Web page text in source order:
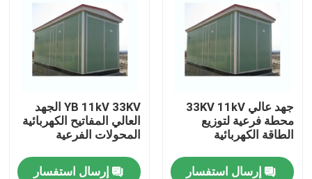
منزل، بيت
منتجات
جهد عالي 33KV 11kV
محطة فرعية لتوزيع
الطاقة الكهربائية
إرسال استفسار
YB 11kV 33KV الجهد
العالي المفاتيح الكهربائية
المحولات الفرعية
إرسال استفسار